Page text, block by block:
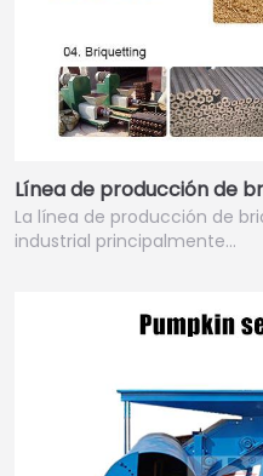
Línea de producción de
La línea de producción de
industrial principalmente…